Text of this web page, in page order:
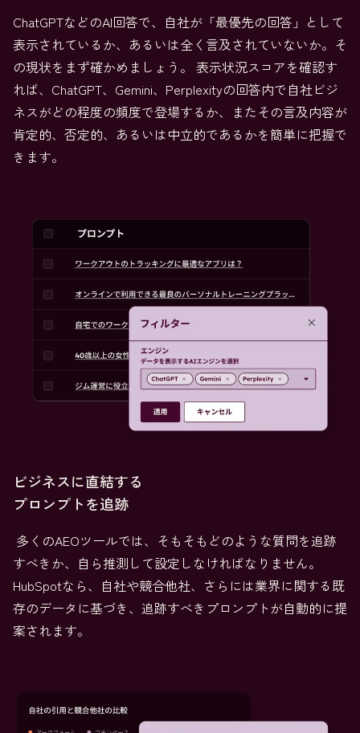
ChatGPTなどのAI回答で、自社が「最優先の回答」として
表示されているか、あるいは全く言及されていないか。そ
の現状をまず確かめましょう。 表示状況スコアを確認す
れば、ChatGPT、Gemini、Perplexityの回答内で自社ビジ
ネスがどの程度の頻度で登場するか、またその言及内容が
肯定的、否定的、あるいは中立的であるかを簡単に把握で
きます。
ビジネスに直結する
プロンプトを追跡
多くのAEOツールでは、そもそもどのような質問を追跡
すべきか、自ら推測して設定しなければなりません。
HubSpotなら、自社や競合他社、さらには業界に関する既
存のデータに基づき、追跡すべきプロンプトが自動的に提
案されます。